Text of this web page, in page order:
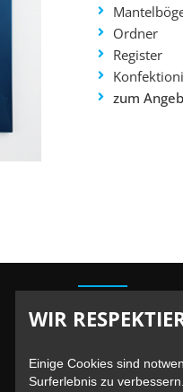
Ordner
Register
zum
Berliner Straße
10715 Berlin –
WIR
Einige Cookies sind
Surferlebnis zu